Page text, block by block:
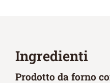
Ingredienti
Prodotto da forno